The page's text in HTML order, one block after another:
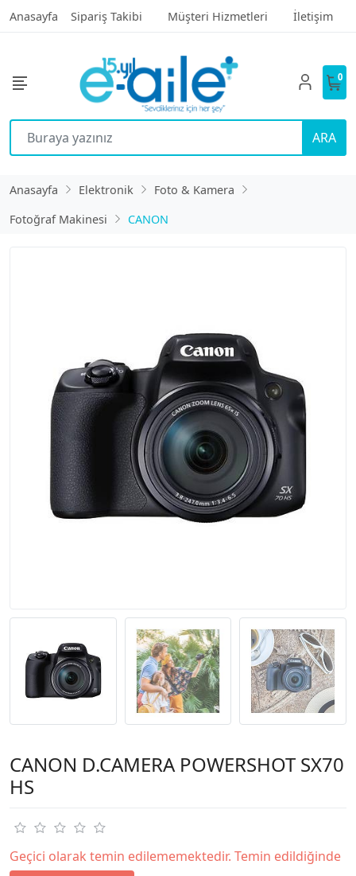
Anasayfa Sipariş Takibi Müşteri Hizmetleri İletişim
ARA
0
Anasayfa Elektronik
Foto & Kamera
Fotoğraf Makinesi
CANON
CANON D.CAMERA POWERSHOT SX70
HS
Geçici olarak temin edilememektedir. Temin edildiğinde